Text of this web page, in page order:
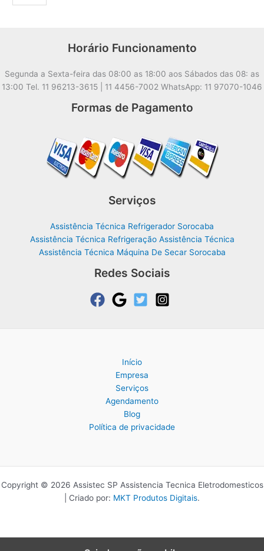
Horário Funcionamento
Segunda a Sexta-feira das 08:00 as 18:00 aos Sábados das 08: as
13:00 Tel. 11 96213-3615 | 11 4456-7002 WhatsApp: 11 97070-1046
Formas de Pagamento
Serviços
Assistência Técnica Refrigerador Sorocaba
Assistência Técnica Refrigeração Assistência Técnica
Assistência Técnica Máquina De Secar Sorocaba
Redes Sociais
Início
Empresa
Serviços
Agendamento
Blog
Política de privacidade
Copyright © 2026 Assistec SP Assistencia Tecnica Eletrodomesticos
| Criado por: MKT Produtos Digitais.